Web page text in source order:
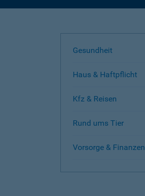
Gesundheit
Haus & Haftpflicht
Kfz & Reisen
Rund ums Tier
Vorsorge & Finanzen